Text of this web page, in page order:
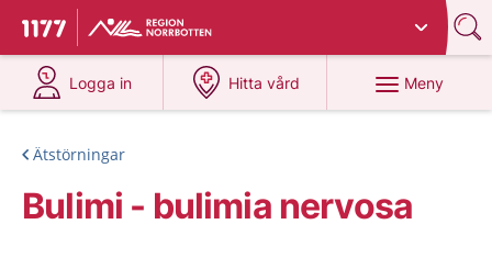
Till startsidan för 1177
Du har valt region
Logga in
på 1177.se
Hitta vård
på 1177.se
Meny
Ätstörningar
Bulimi - bulimia nervosa